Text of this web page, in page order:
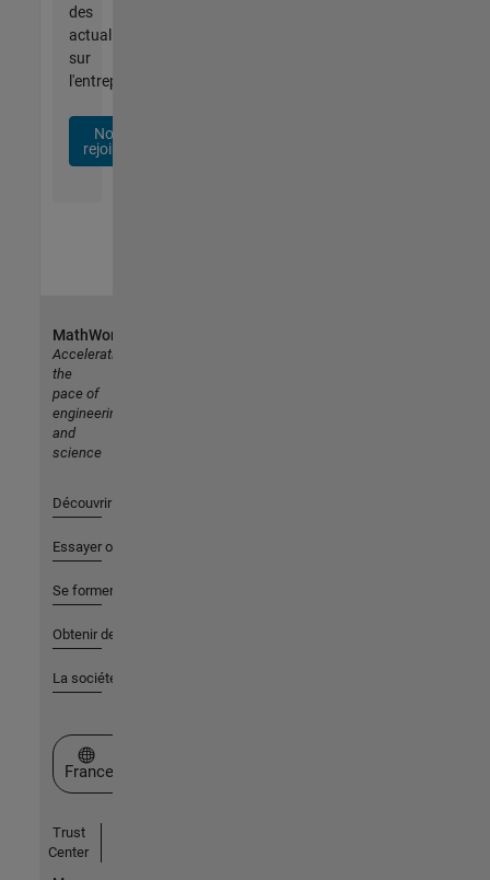
des
actualités
sur
l'entreprise.
Nous
rejoindre
MathWorks
Accelerating
the
pace of
engineering
and
science
Découvrir les produits
Essayer ou acheter
Se former
Obtenir de l'aide
La société
Sélectionner un site web
France
Trust
Center